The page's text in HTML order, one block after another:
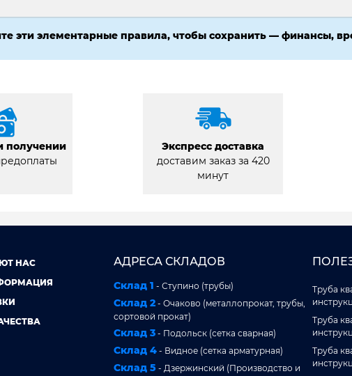
эти элементарные правила, чтобы сохранить — финансы,
получении
Экспресс доставка
доставим заказ за 420
минут
НАС
АДРЕСА СКЛАДОВ
Склад 1 - Ступино (трубы)
Склад 2 - Очаково (металлопрокат, трубы,
сортовой прокат)
Склад 3 - Подольск (сетка сварная)
Склад 4 - Видное (сетка арматурная)
Склад 5 - Дзержинский (Производство и
Труба
Труба
Труба